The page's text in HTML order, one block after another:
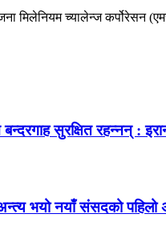
मिलेनियम च्यालेन्ज कर्पोरेसन
सुरक्षित रहन्नन् :
भयो नयाँ संसदको पहिलो